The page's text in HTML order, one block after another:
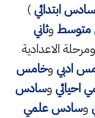
سادس ابتدائي)
متوسط وثاني
الاعدادية
ادبي وخامس
احيائي وسادس
وسادس علمي